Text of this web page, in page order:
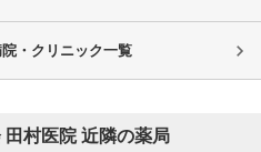
・クリニック一覧
田村医院近隣の薬局